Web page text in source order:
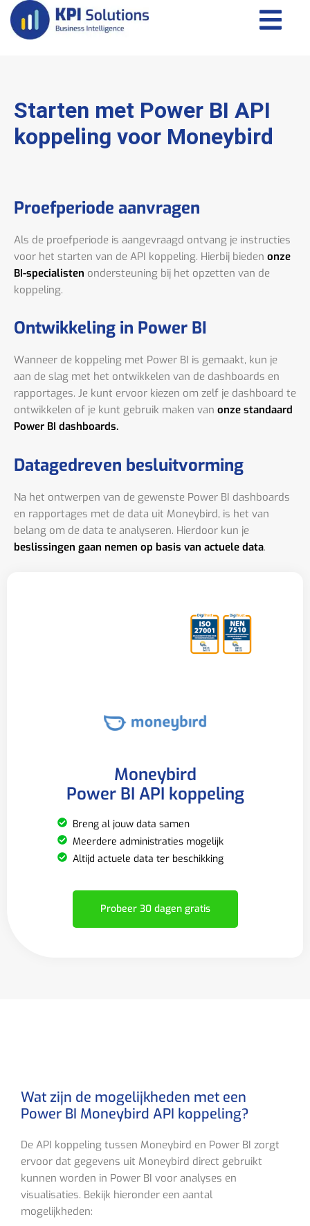
Starten met Power BI API
koppeling voor Moneybird
Proefperiode aanvragen
Als de proefperiode is aangevraagd ontvang je instructies
voor het starten van de API koppeling. Hierbij bieden onze
BI-specialisten ondersteuning bij het opzetten van de
koppeling.
Ontwikkeling in Power BI
Wanneer de koppeling met Power BI is gemaakt, kun je
aan de slag met het ontwikkelen van de dashboards en
rapportages. Je kunt ervoor kiezen om zelf je dashboard te
ontwikkelen of je kunt gebruik maken van onze standaard
Power BI dashboards.
Datagedreven besluitvorming
Na het ontwerpen van de gewenste Power BI dashboards
en rapportages met de data uit Moneybird, is het van
belang om de data te analyseren. Hierdoor kun je
beslissingen gaan nemen op basis van actuele data.
Moneybird
Power BI API koppeling
Breng al jouw data samen
Meerdere administraties mogelijk
Altijd actuele data ter beschikking
Probeer 30 dagen gratis
Wat zijn de mogelijkheden met een
Power BI Moneybird API koppeling?
De API koppeling tussen Moneybird en Power BI zorgt
ervoor dat gegevens uit Moneybird direct gebruikt
kunnen worden in Power BI voor analyses en
visualisaties. Bekijk hieronder een aantal
mogelijkheden: